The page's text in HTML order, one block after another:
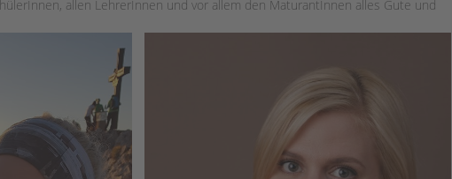
allen LehrerInnen und vor allem den MaturantInnen alles Gute und